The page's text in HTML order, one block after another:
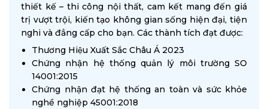
thiết kế – thi công nội thất, cam kết mang đến giá
trị vượt trội, kiến tạo không gian sống hiện đại, tiện
nghi và đẳng cấp cho bạn. Các thành tích đạt được:
Thương Hiệu Xuất Sắc Châu Á 2023
Chứng nhận hệ thống quản lý môi trường SO
14001:2015
Chứng nhận đạt hệ thống an toàn và sức khỏe
nghề nghiệp 45001:2018